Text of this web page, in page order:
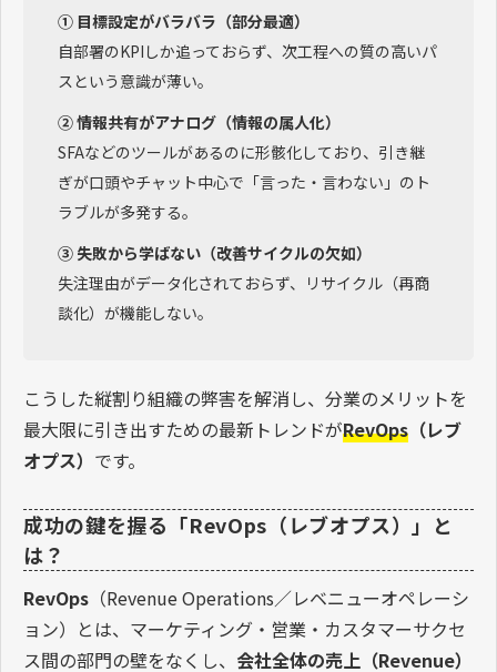
① 目標設定がバラバラ（部分最適）
自部署のKPIしか追っておらず、次工程への質の高いパ
スという意識が薄い。
② 情報共有がアナログ（情報の属人化）
SFAなどのツールがあるのに形骸化しており、引き継
ぎが口頭やチャット中心で「言った・言わない」のト
ラブルが多発する。
③ 失敗から学ばない（改善サイクルの欠如）
失注理由がデータ化されておらず、リサイクル（再商
談化）が機能しない。
こうした縦割り組織の弊害を解消し、分業のメリットを
最大限に引き出すための最新トレンドがRevOps （レブ
オプス） です。
成功の鍵を握る「RevOps（レブオプス）」と
は？
RevOps （Revenue Operations／レベニューオペレーシ
ョン）とは、マーケティング・営業・カスタマーサクセ
ス間の部門の壁をなくし、 会社全体の売上（Revenue）